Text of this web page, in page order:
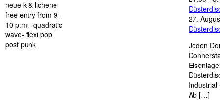
neue k & lichene
free entry from 9-
10 p.m. -quadratic
wave- flexi pop
post punk
27.
Jeden
Industrial
Ab […]